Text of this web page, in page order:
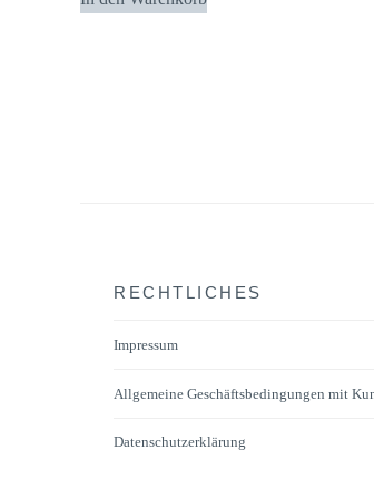
RECHTLICHES
Impressum
Allgemeine Geschäftsbedingungen mit
Datenschutzerklärung